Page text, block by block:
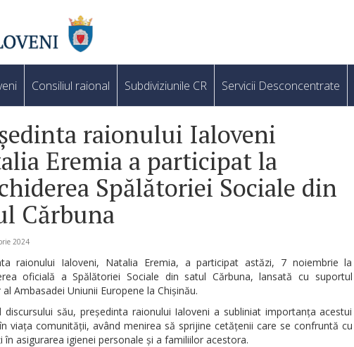
Consiliul raional Subdiviziunile CR Servicii Desconcentrate
raionului Ialoveni
Eremia a participat la
Spălătoriei Sociale din
Cărbuna
2024
raionului Ialoveni, Natalia Eremia, a participat astăzi, 7 noiembrie la
oficială a Spălătoriei Sociale din satul Cărbuna, lansată cu suportul
Ambasadei Uniunii Europene la Chișinău.
discursului său, președinta raionului Ialoveni a subliniat importanța acestui
viața comunității, având menirea să sprijine cetățenii care se confruntă cu
în asigurarea igienei personale și a familiilor acestora.